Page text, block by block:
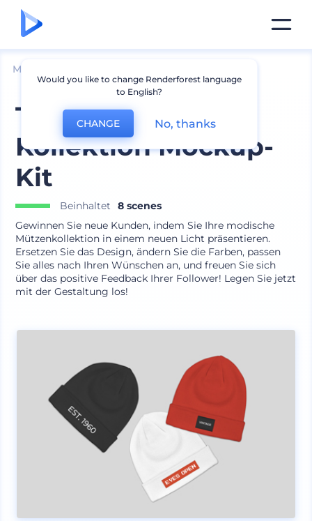
Mockups
Trendy Beanie-
Kollektion Mockup-
Kit
Beinhaltet
8 scenes
Gewinnen Sie neue Kunden, indem Sie Ihre modische
Mützenkollektion in einem neuen Licht präsentieren.
Ersetzen Sie das Design, ändern Sie die Farben, passen
Sie alles nach Ihren Wünschen an, und freuen Sie sich
über das positive Feedback Ihrer Follower! Legen Sie jetzt
mit der Gestaltung los!
Would you like to change Renderforest language
to English?
CHANGE No, thanks